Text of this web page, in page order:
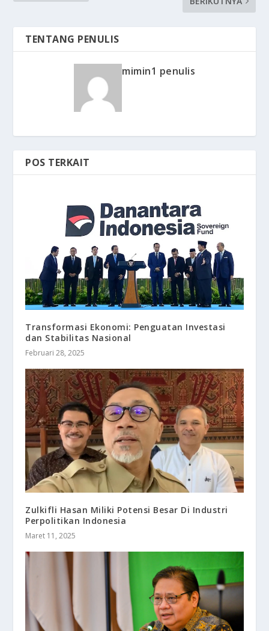
TENTANG PENULIS
mimin1 penulis
POS TERKAIT
Transformasi Ekonomi: Penguatan Investasi
dan Stabilitas Nasional
Februari 28, 2025
Zulkifli Hasan Miliki Potensi Besar Di Industri
Perpolitikan Indonesia
Maret 11, 2025